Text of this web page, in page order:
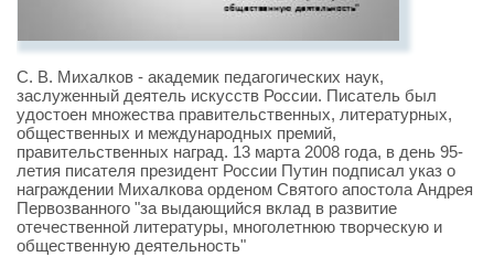
С. В. Михалков - академик педагогических наук,
заслуженный деятель искусств России. Писатель был
удостоен множества правительственных, литературных,
общественных и международных премий,
правительственных наград. 13 марта 2008 года, в день 95-
летия писателя президент России Путин подписал указ о
награждении Михалкова орденом Святого апостола Андрея
Первозванного "за выдающийся вклад в развитие
отечественной литературы, многолетнюю творческую и
общественную деятельность"